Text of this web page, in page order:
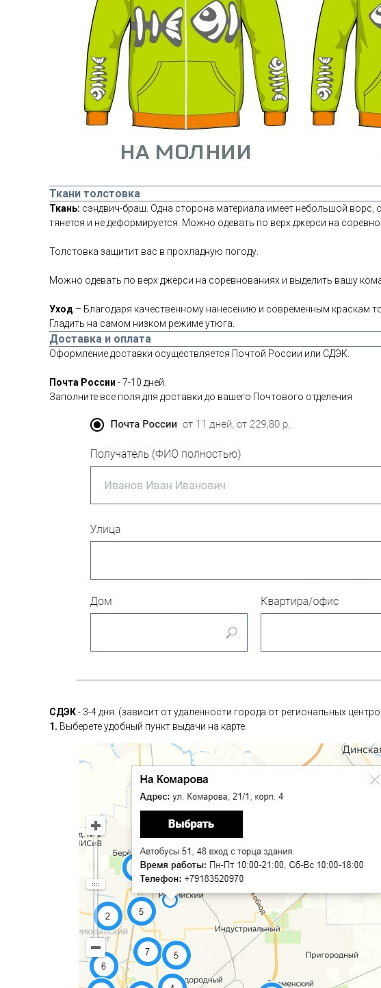
Ткани толстовка
Ткань: сэндвич-браш. Одна сторона материала имеет небольшой ворс,
тянется и не деформируется. Можно одевать по верх джерси на
Толстовка защитит вас в прохладную погоду.
Можно одевать по верх джерси на соревнованиях и выделить вашу
Уход – Благодаря качественному нанесению и современным краскам
Гладить на самом низком режиме утюга.
Доставка и оплата
Оформление доставки осуществляется Почтой России или СДЭК.
Почта России - 7-10 дней.
Заполните все поля для доставки до вашего Почтового отделения
СДЭК- 3-4 дня. (зависит от удаленности города от региональных
1. Выберете удобный пункт выдачи на карте.